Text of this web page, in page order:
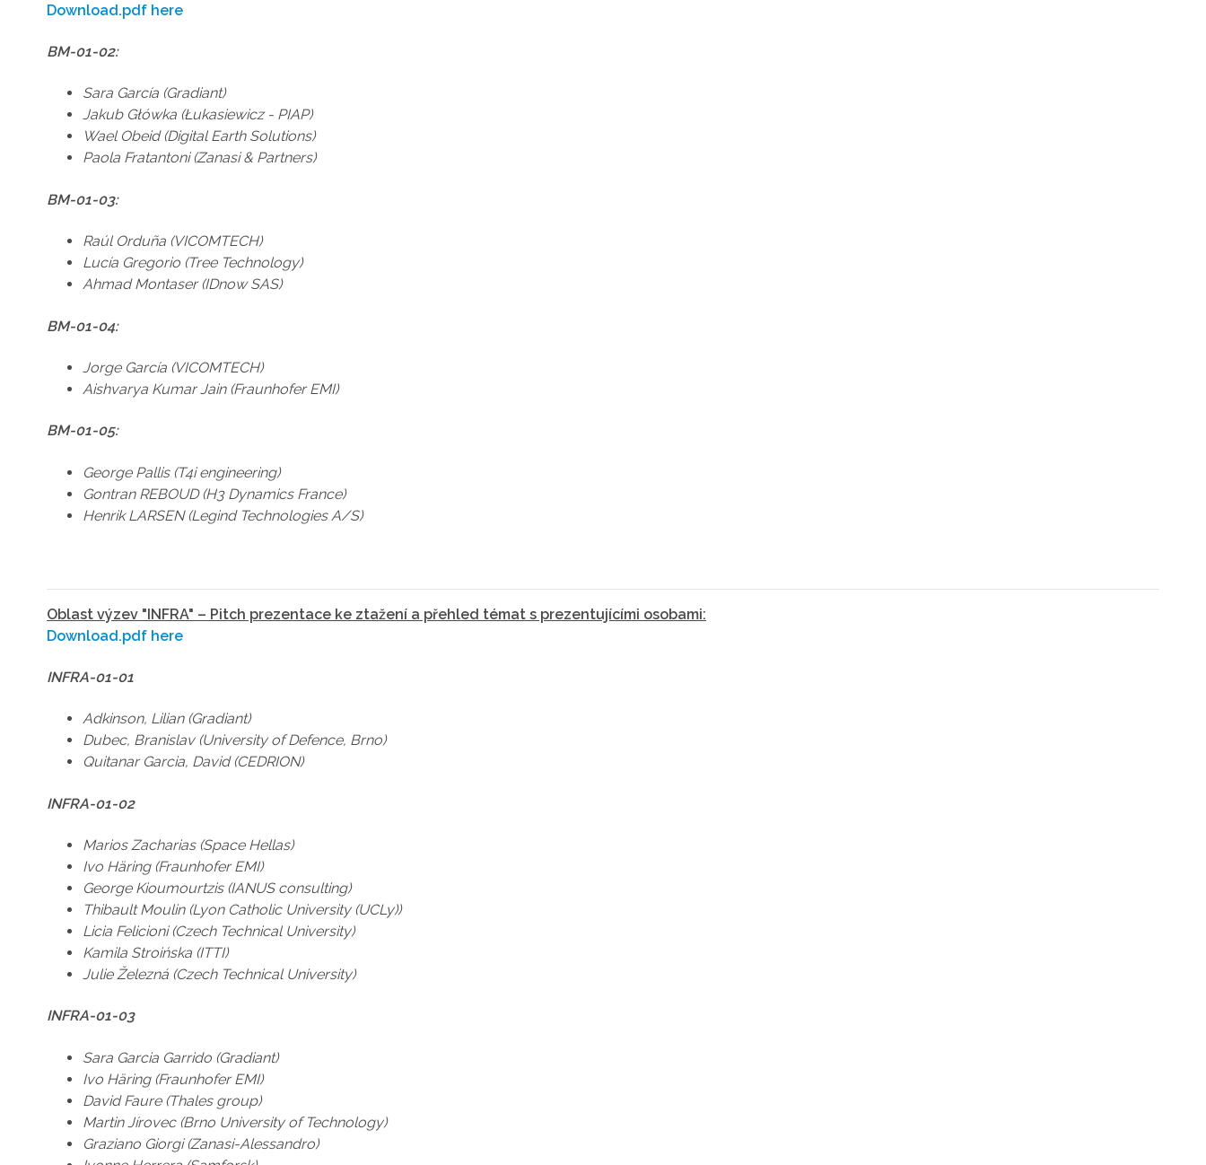
Download.pdf here
BM-01-02:
Sara García (Gradiant)
Jakub Główka (Łukasiewicz - PIAP)
Wael Obeid (Digital Earth Solutions)
Paola Fratantoni (Zanasi & Partners)
BM-01-03:
Raúl Orduña (VICOMTECH)
Lucía Gregorio (Tree Technology)
Ahmad Montaser (IDnow SAS)
BM-01-04:
Jorge García (VICOMTECH)
Aishvarya Kumar Jain (Fraunhofer EMI)
BM-01-05:
George Pallis (T4i engineering)
Gontran REBOUD (H3 Dynamics France)
Henrik LARSEN (Legind Technologies A/S)
Oblast výzev "INFRA" – Pitch prezentace ke ztažení a přehled témat s prezentujícími osobami:
Download.pdf here
INFRA-01-01
Adkinson, Lilian (Gradiant)
Dubec, Branislav (University of Defence, Brno)
Quitanar Garcia, David (CEDRION)
INFRA-01-02
Marios Zacharias (Space Hellas)
Ivo Häring (Fraunhofer EMI)
George Kioumourtzis (IANUS consulting)
Thibault Moulin (Lyon Catholic University (UCLy))
Licia Felicioni (Czech Technical University)
Kamila Stroińska (ITTI)
Julie Železná (Czech Technical University)
INFRA-01-03
Sara Garcia Garrido (Gradiant)
Ivo Häring (Fraunhofer EMI)
David Faure (Thales group)
Martin Jírovec (Brno University of Technology)
Graziano Giorgi (Zanasi-Alessandro)